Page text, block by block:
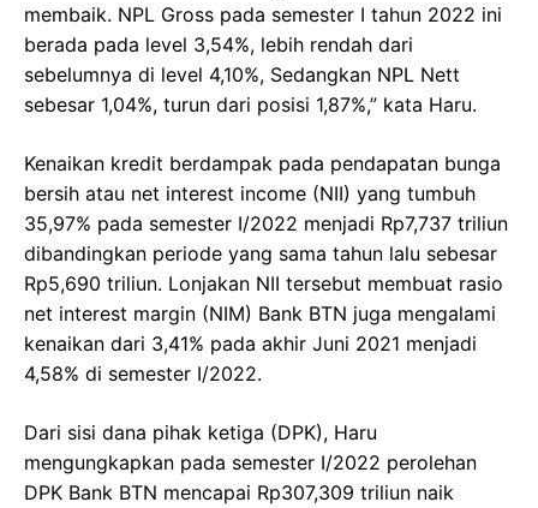
membaik. NPL Gross pada semester I tahun 2022 ini
berada pada level 3,54%, lebih rendah dari
sebelumnya di level 4,10%, Sedangkan NPL Nett
sebesar 1,04%, turun dari posisi 1,87%,” kata Haru.
Kenaikan kredit berdampak pada pendapatan bunga
bersih atau net interest income (NII) yang tumbuh
35,97% pada semester I/2022 menjadi Rp7,737 triliun
dibandingkan periode yang sama tahun lalu sebesar
Rp5,690 triliun. Lonjakan NII tersebut membuat rasio
net interest margin (NIM) Bank BTN juga mengalami
kenaikan dari 3,41% pada akhir Juni 2021 menjadi
4,58% di semester I/2022.
Dari sisi dana pihak ketiga (DPK), Haru
mengungkapkan pada semester I/2022 perolehan
DPK Bank BTN mencapai Rp307,309 triliun naik